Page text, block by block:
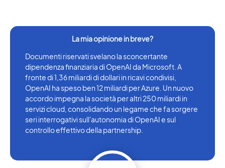
Documenti riservati svelano la sconcertante
dipendenza finanziaria di OpenAI da Microsoft. A
fronte di 1,36 miliardi di dollari in ricavi condivisi,
OpenAI ha speso ben 12 miliardi per Azure. Un nuovo
accordo impegna la società per altri 250 miliardi in
servizi cloud, consolidando un legame che fa sorgere
seri interrogativi sull'autonomia di OpenAI e sul
controllo effettivo della partnership.